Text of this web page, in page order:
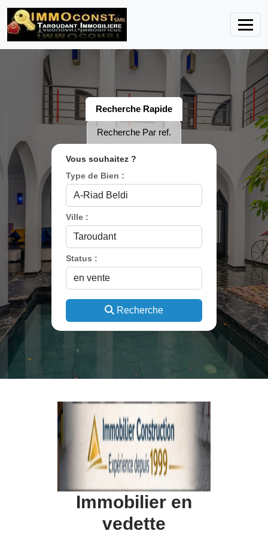
Recherche Rapide
Recherche Par ref.
Vous souhaitez ?
Type de Bien :
Ville :
Status :
Recherche
Immobilier en
vedette